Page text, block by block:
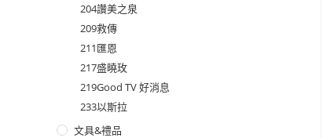
204讚美之泉
209救傳
211匯恩
217盛曉玫
219Good TV 好消息
233以斯拉
文具&禮品